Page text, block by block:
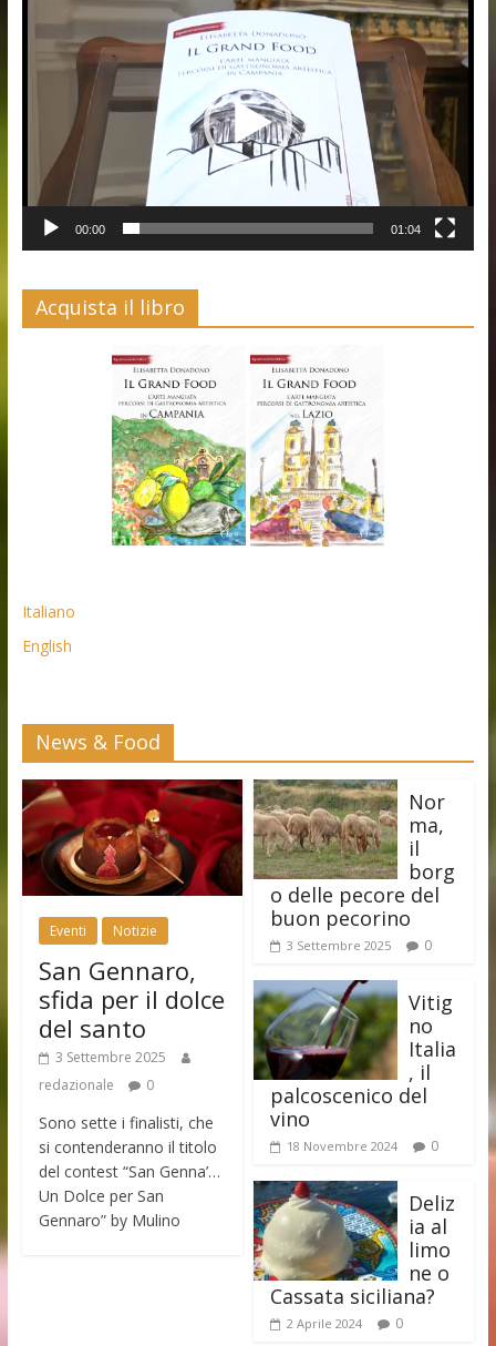
Player
00:00 01:04
Acquista il libro
Italiano
English
News & Food
Eventi Notizie
San Gennaro,
sfida per il dolce
del santo
3 Settembre 2025
redazionale
0
Sono sette i finalisti, che
si contenderanno il titolo
del contest “San Genna’…
Un Dolce per San
Gennaro” by Mulino
Nor
ma,
il
borg
o delle pecore del
buon pecorino
3 Settembre 2025 0
Vitig
no
Italia
, il
palcoscenico del
vino
18 Novembre 2024 0
Deliz
ia al
limo
ne o
Cassata siciliana?
2 Aprile 2024 0